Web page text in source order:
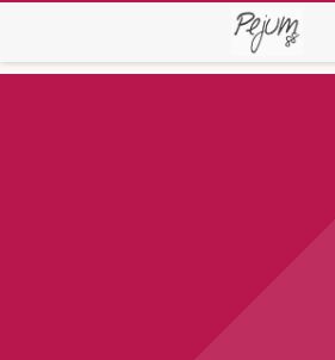
G-C16Q2S6J7F